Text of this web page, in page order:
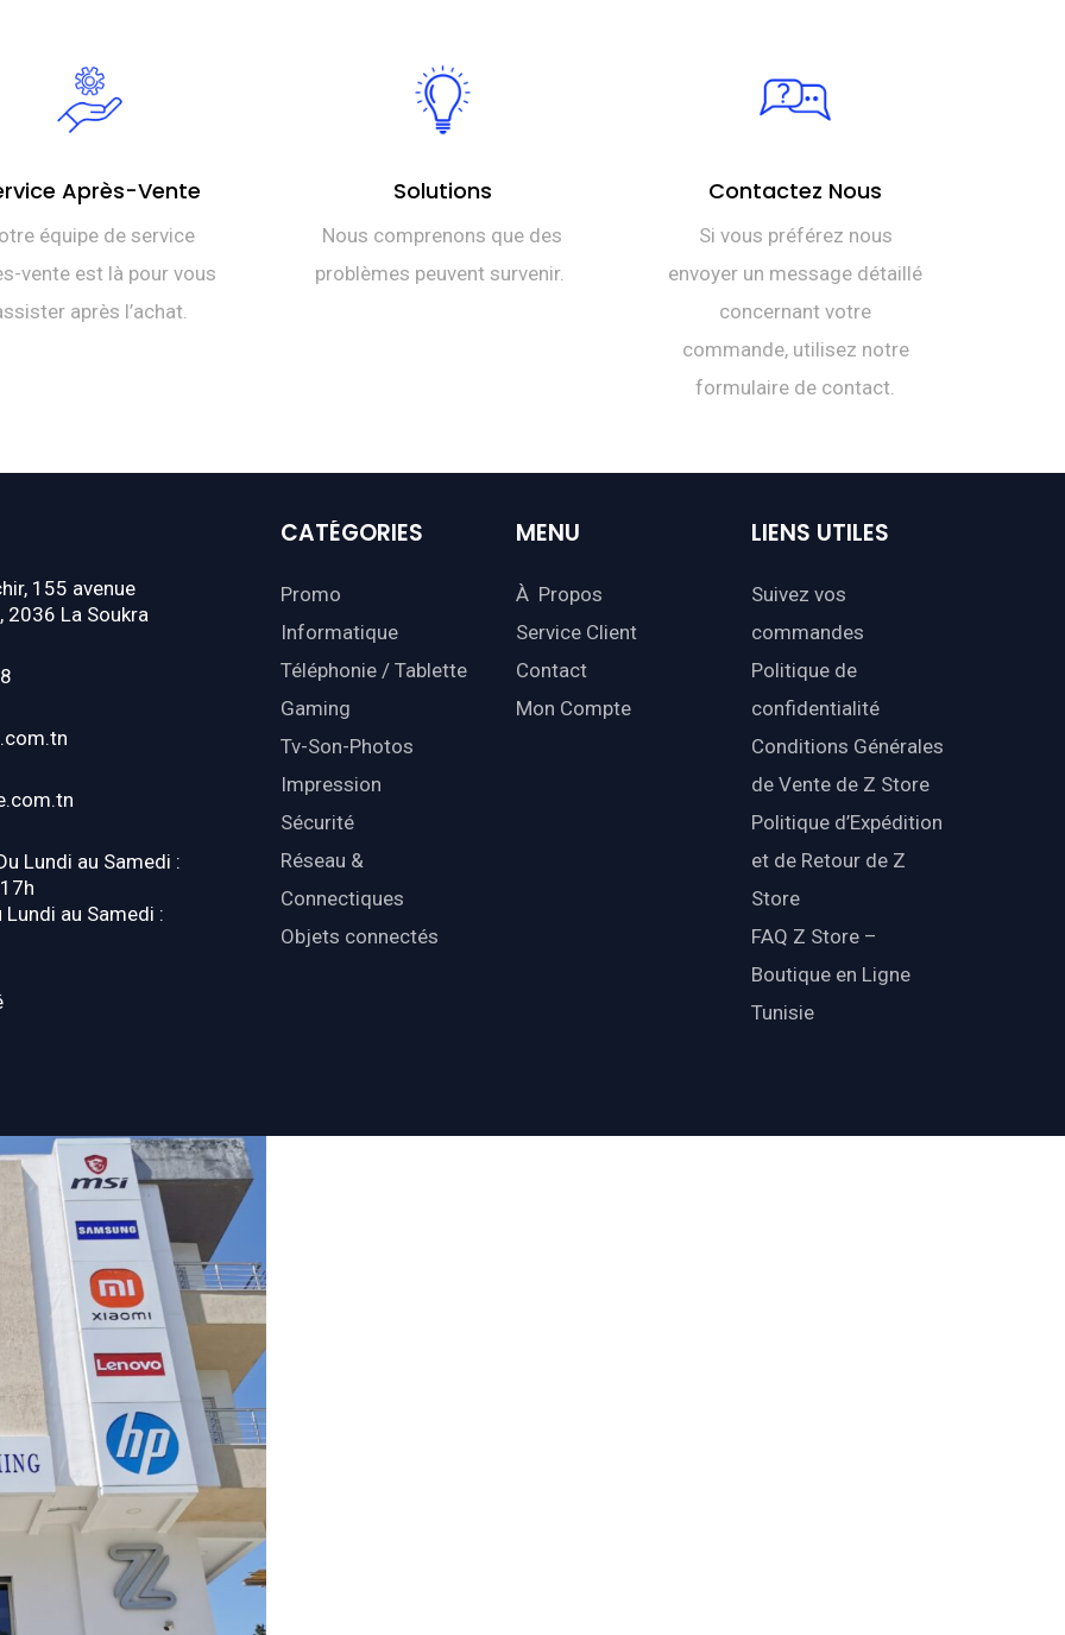
Après-Vente
équipe de service
vente est là pour vous
après l’achat.
Solutions
Nous comprenons que des
problèmes peuvent survenir.
Contactez Nous
Si vous préférez nous
envoyer un message détaillé
concernant votre
commande, utilisez notre
formulaire de contact.
155 avenue
2036 La Soukra
Lundi au Samedi :
Lundi au Samedi :
CATÉGORIES
Promo
Informatique
Téléphonie / Tablette
Gaming
Tv-Son-Photos
Impression
Sécurité
Réseau &
Connectiques
Objets connectés
MENU
À Propos
Service Client
Contact
Mon Compte
LIENS UTILES
Suivez vos
commandes
Politique de
confidentialité
Conditions Générales
de Vente de Z Store
Politique d’Expédition
et de Retour de Z
Store
FAQ Z Store –
Boutique en Ligne
Tunisie